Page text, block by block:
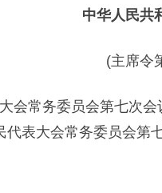
中华人民共
(主席令
常务委员会第七次会
表大会常务委员会第